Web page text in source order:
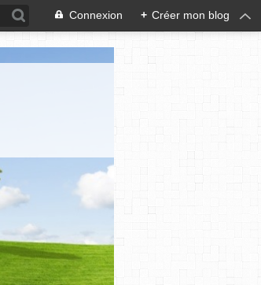
Connexion + Créer mon blog